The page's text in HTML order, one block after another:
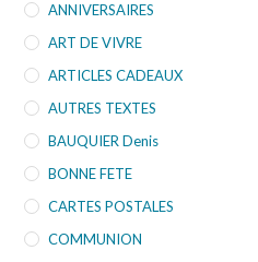
ANNIVERSAIRES
ART DE VIVRE
ARTICLES CADEAUX
AUTRES TEXTES
BAUQUIER Denis
BONNE FETE
CARTES POSTALES
COMMUNION